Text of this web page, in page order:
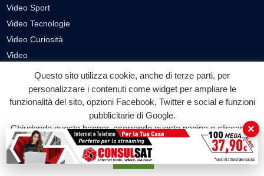
Video Sport
Video Tecnologie
Video Curiosità
Video
PUBBLICITÀ
Richiesta pubblicazione articoli/banner
SEGUICI SUI SOCIAL
f
Facebook
◎
Instagram YouTube
Questo sito utilizza cookie, anche di terze parti, per
personalizzare i contenuti come widget per ampliare le
funzionalità del sito, opzioni Facebook, Twitter e social e funzioni
pubblicitarie di Google.
Chiudendo questo banner, scorrendo questa pagina o cliccando
su qualunque suo elemento acconsenti all'uso dei cookie.
Accetta
×